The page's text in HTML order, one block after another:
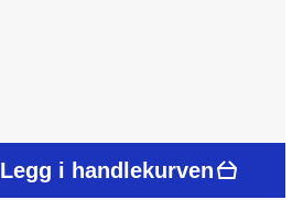
Legg i handlekurven